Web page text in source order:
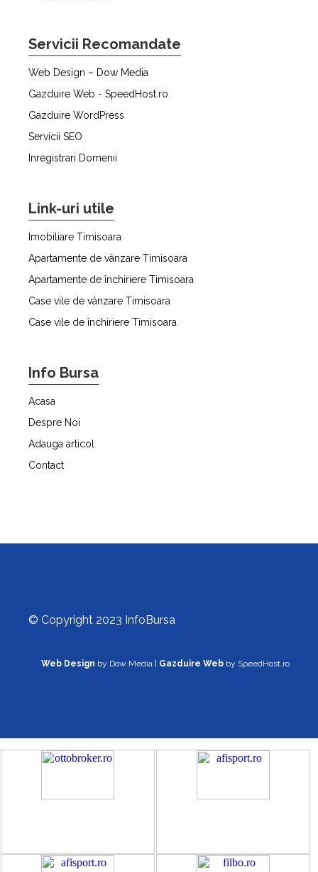
Servicii Recomandate
Web Design – Dow Media
Gazduire Web - SpeedHost.ro
Gazduire WordPress
Servicii SEO
Inregistrari Domenii
Link-uri utile
Imobiliare Timisoara
Apartamente de vânzare Timisoara
Apartamente de închiriere Timisoara
Case vile de vânzare Timisoara
Case vile de închiriere Timisoara
Info Bursa
Acasa
Despre Noi
Adauga articol
Contact
© Copyright 2023 InfoBursa
Web Design by Dow Media | Gazduire Web by SpeedHost.ro